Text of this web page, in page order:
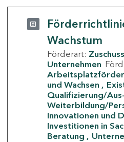
Wachstum
Förderart: Zuschuss
Unternehmen
und Wachsen
Qualifizierung/
Weiterbildung/
Innovationen und
Investitionen in
Beratung